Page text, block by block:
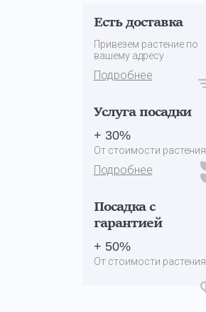
Есть доставка
Привезем растение по
вашему адресу
Подробнее
Услуга посадки
+ 30%
От стоимости растения
Подробнее
Посадка с
гарантией
+ 50%
От стоимости растения